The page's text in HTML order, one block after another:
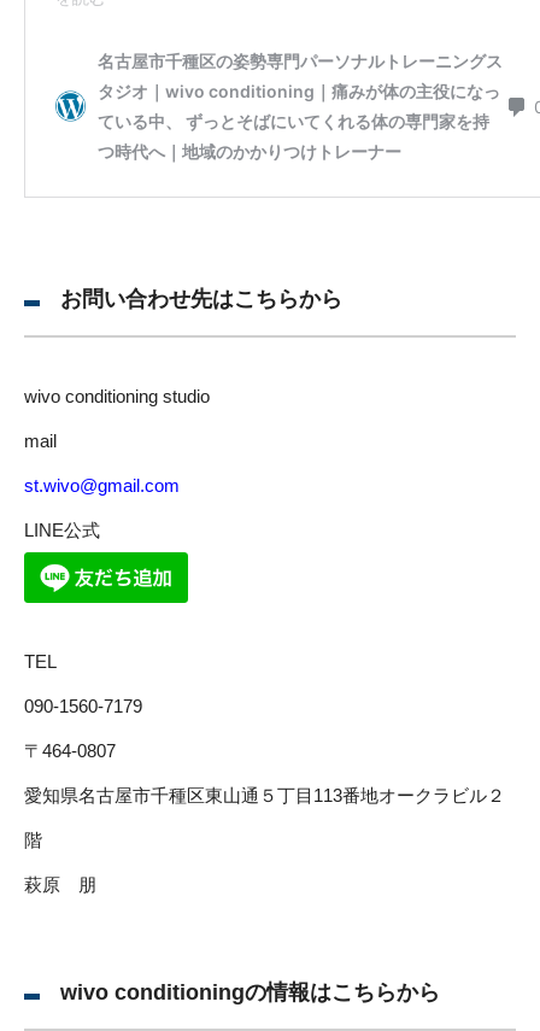
お問い合わせ先はこちらから
wivo conditioning studio
mail
st.wivo@gmail.com
LINE公式
TEL
090-1560-7179
〒464-0807
愛知県名古屋市千種区東山通５丁目113番地オークラビル２
階
萩原 朋
wivo conditioningの情報はこちらから